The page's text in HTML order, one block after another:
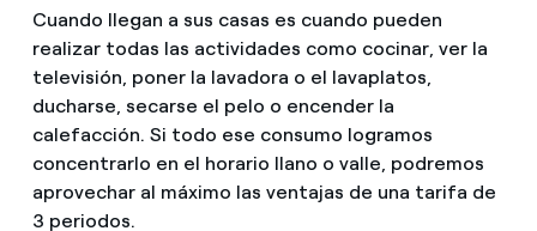
Cuando llegan a sus casas es cuando pueden
realizar todas las actividades como cocinar, ver la
televisión, poner la lavadora o el lavaplatos,
ducharse, secarse el pelo o encender la
calefacción. Si todo ese consumo logramos
concentrarlo en el horario llano o valle, podremos
aprovechar al máximo las ventajas de una tarifa de
3 periodos.